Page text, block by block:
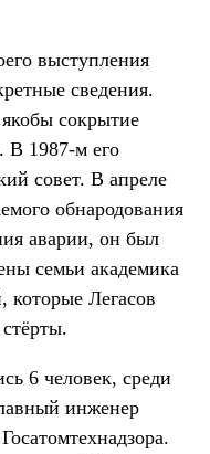
выступления
сведения.
якобы сокрытие
В 1987-м его
совет. В апреле
обнародования
аварии, он был
семьи академика
которые Легасов
6 человек, среди
инженер